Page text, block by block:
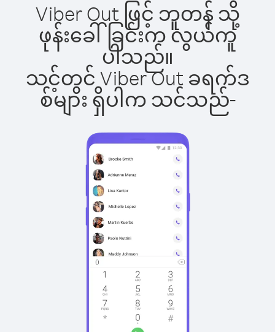
Viber Out ဖြင့် ဘူတန် သို့
ဖုန်းခေါ်ခြင်းက လွယ်ကူ
ပါသည်။
သင့်တွင် Viber Out ခရက်ဒ
စ်များ ရှိပါက သင်သည်-